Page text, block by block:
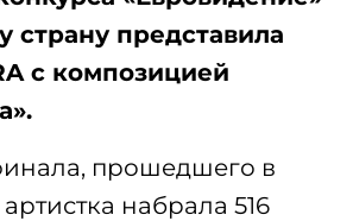
страну представила
с композицией
прошедшего в
набрала 516